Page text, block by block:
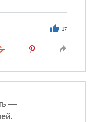
17
—